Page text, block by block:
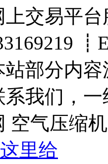
交易平
部分内
系我们，
空气压缩